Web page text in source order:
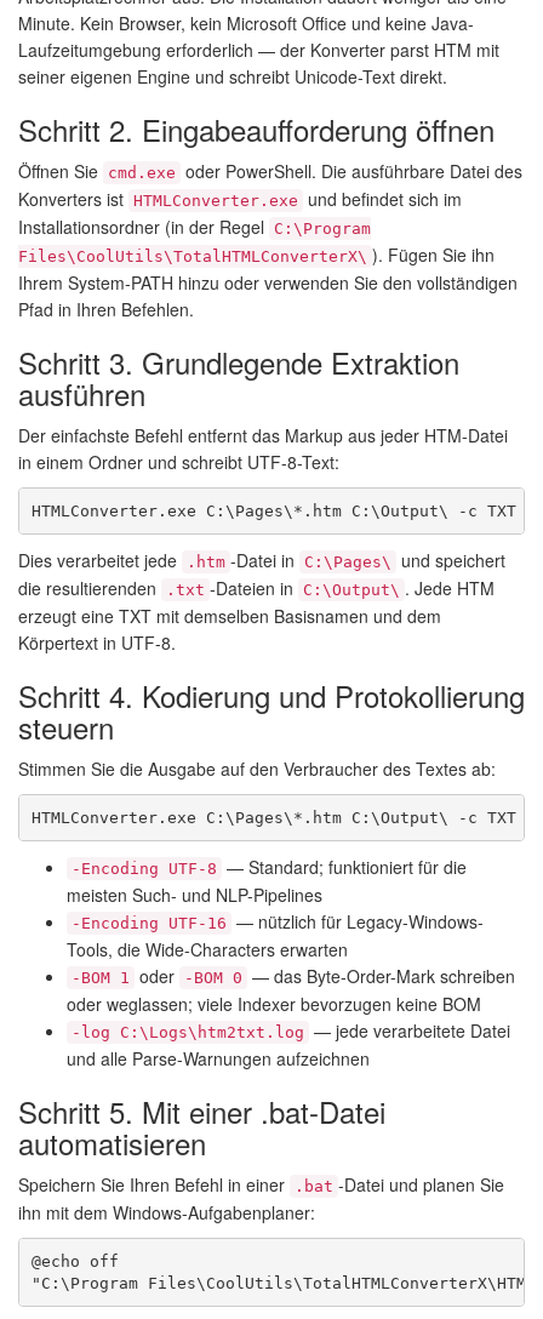
Minute. Kein Browser, kein Microsoft Office und keine Java-
Laufzeitumgebung erforderlich — der Konverter parst HTM mit
seiner eigenen Engine und schreibt Unicode-Text direkt.
Schritt 2. Eingabeaufforderung öffnen
Öffnen Sie cmd.exe oder PowerShell. Die ausführbare Datei des
Konverters ist HTMLConverter.exe
und befindet sich im
Installationsordner (in der Regel
C:\Program
Files\CoolUtils\TotalHTMLConverterX\ ). Fügen Sie ihn
Ihrem System-PATH hinzu oder verwenden Sie den vollständigen
Pfad in Ihren Befehlen.
Schritt 3. Grundlegende Extraktion
ausführen
Der einfachste Befehl entfernt das Markup aus jeder HTM-Datei
in einem Ordner und schreibt UTF-8-Text:
HTMLConverter.exe C:\Pages\*.htm C:\Output\ -c TXT -
Dies verarbeitet jede .htm -Datei in C:\Pages\
und speichert
die resultierenden
.txt -Dateien in C:\Output\ . Jede HTM
erzeugt eine TXT mit demselben Basisnamen und dem
Körpertext in UTF-8.
Schritt 4. Kodierung und Protokollierung
steuern
Stimmen Sie die Ausgabe auf den Verbraucher des Textes ab:
HTMLConverter.exe C:\Pages\*.htm C:\Output\ -c TXT
-Encoding UTF-8 — Standard; funktioniert für die
meisten Such- und NLP-Pipelines
-Encoding UTF-16 — nützlich für Legacy-Windows-
Tools, die Wide-Characters erwarten
-BOM 1 oder -BOM 0 — das Byte-Order-Mark schreiben
oder weglassen; viele Indexer bevorzugen keine BOM
-log C:\Logs\htm2txt.log — jede verarbeitete Datei
und alle Parse-Warnungen aufzeichnen
Schritt 5. Mit einer .bat-Datei
automatisieren
Speichern Sie Ihren Befehl in einer .bat -Datei und planen Sie
ihn mit dem Windows-Aufgabenplaner:
@echo off